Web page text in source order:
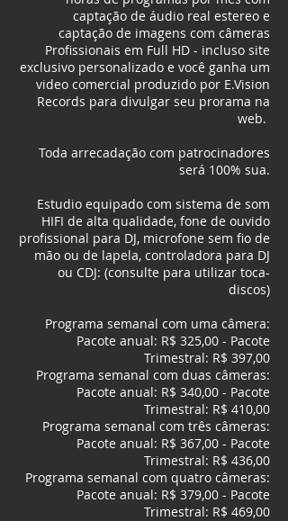
captação de áudio real estereo e
captação de imagens com câmeras
Profissionais em Full HD - incluso site
exclusivo personalizado e você ganha um
video comercial produzido por E.Vision
Records para divulgar seu prorama na
web.
​Toda arrecadação com patrocinadores
será 100% sua.
Estudio equipado com sistema de som
HIFI de alta qualidade, fone de ouvido
profissional para DJ, microfone sem fio de
mão ou de lapela, controladora para DJ
ou CDJ: (consulte para utilizar toca-
discos)
​Programa semanal com uma câmera:
Pacote anual: R$ 325,00 - Pacote
Trimestral: R$ 397,00
​Programa semanal com duas câmeras:
Pacote anual: R$ 340,00 - Pacote
Trimestral: R$ 410,00
​Programa semanal com três câmeras:
Pacote anual: R$ 367,00 - Pacote
Trimestral: R$ 436,00
​Programa semanal com quatro câmeras:
Pacote anual: R$ 379,00 - Pacote
Trimestral: R$ 469,00